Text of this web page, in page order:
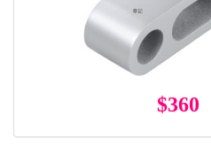
$360